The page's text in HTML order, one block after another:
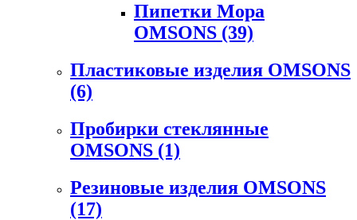
Пипетки Мора
OMSONS (39)
Пластиковые изделия OMSONS
(6)
Пробирки стеклянные
OMSONS (1)
Резиновые изделия OMSONS
(17)